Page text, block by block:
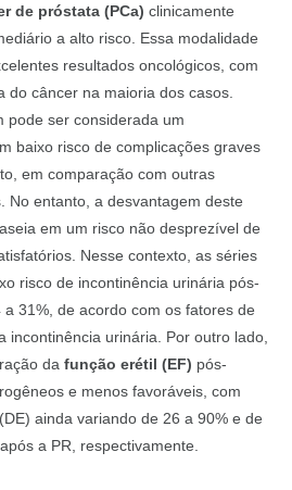
de próstata (PCa) clinicamente
a alto risco. Essa modalidade
resultados oncológicos, com
do câncer na maioria dos casos.
pode ser considerada um
baixo risco de complicações graves
em comparação com outras
No entanto, a desvantagem deste
em um risco não desprezível de
Nesse contexto, as séries
risco de incontinência urinária pós-
31%, de acordo com os fatores de
incontinência urinária. Por outro lado,
da função erétil (EF) pós-
e menos favoráveis, com
ainda variando de 26 a 90% e de
a PR, respectivamente.